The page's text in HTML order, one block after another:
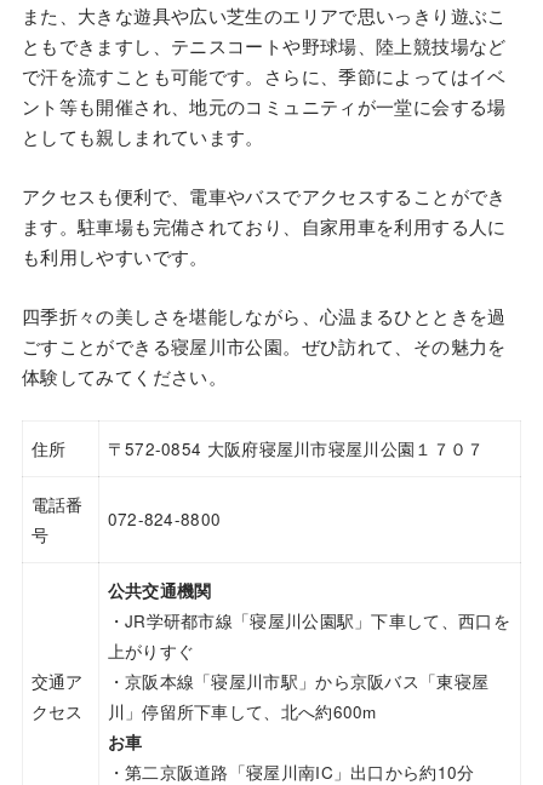
また、大きな遊具や広い芝生のエリアで思いっきり遊ぶこ
ともできますし、テニスコートや野球場、陸上競技場など
で汗を流すことも可能です。さらに、季節によってはイベ
ント等も開催され、地元のコミュニティが一堂に会する場
としても親しまれています。
アクセスも便利で、電車やバスでアクセスすることができ
ます。駐車場も完備されており、自家用車を利用する人に
も利用しやすいです。
四季折々の美しさを堪能しながら、心温まるひとときを過
ごすことができる寝屋川市公園。ぜひ訪れて、その魅力を
体験してみてください。
住所 〒572-0854 大阪府寝屋川市寝屋川公園１７０７
電話番
号
072-824-8800
交通ア
クセス
公共交通機関
・JR学研都市線「寝屋川公園駅」下車して、西口を
上がりすぐ
・京阪本線「寝屋川市駅」から京阪バス「東寝屋
川」停留所下車して、北へ約600m
お車
・第二京阪道路「寝屋川南IC」出口から約10分